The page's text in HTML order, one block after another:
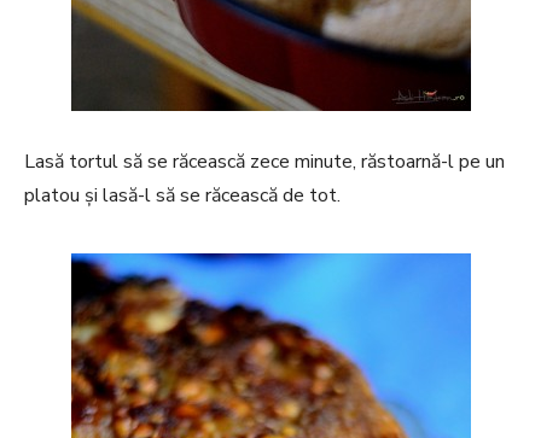
Lasă tortul să se răcească zece minute, răstoarnă-l pe un
platou și lasă-l să se răcească de tot.